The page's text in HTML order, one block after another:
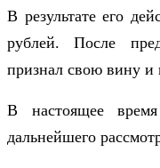
В результате его
рублей. После
признал свою вину и
В настоящее
дальнейшего